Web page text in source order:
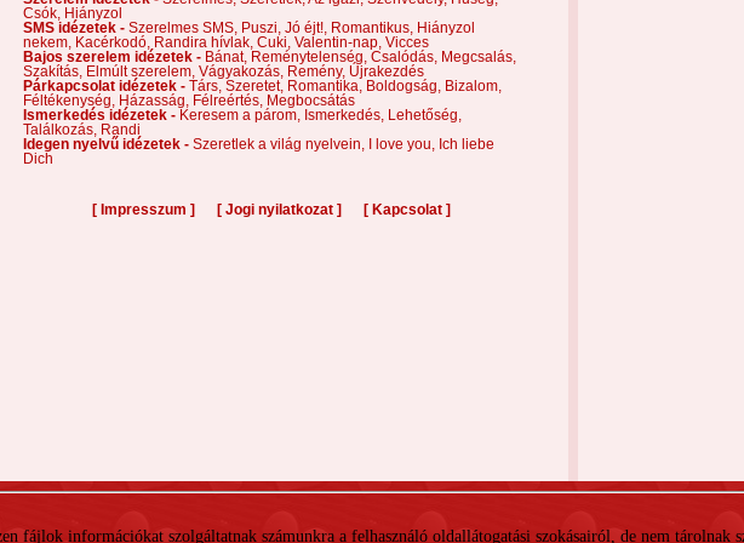
Csók,
Hiányzol
SMS idézetek - Szerelmes SMS, Puszi, Jó éjt!, Romantikus,
Hiányzol
nekem,
Kacérkodó, Randira hívlak, Cuki, Valentin-nap, Vicces
Bajos szerelem idézetek - Bánat, Reménytelenség, Csalódás,
Megcsalás,
Szakítás,
Elmúlt szerelem, Vágyakozás, Remény, Újrakezdés
Párkapcsolat idézetek - Társ, Szeretet, Romantika, Boldogság,
Bizalom,
Féltékenység,
Házasság, Félreértés,
Megbocsátás
Ismerkedés idézetek - Keresem a párom, Ismerkedés,
Lehetőség,
Találkozás,
Randi
Idegen nyelvű idézetek - Szeretlek a világ nyelvein, I love you,
Ich liebe
Dich
[ Impresszum ] [ Jogi nyilatkozat ] [ Kapcsolat ]
fájlok információkat szolgáltatnak számunkra a felhasználó oldallátogatási szokásairól, de nem tárolnak